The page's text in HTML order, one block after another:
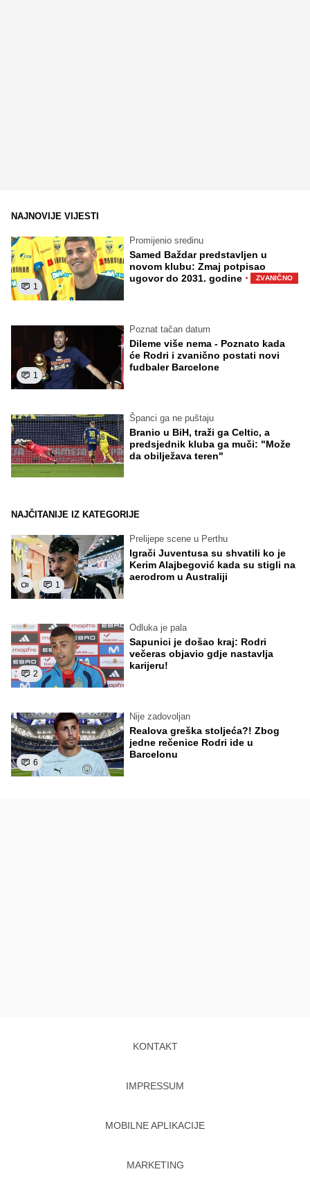
NAJNOVIJE VIJESTI
1
Promijenio sredinu
Samed Baždar predstavljen u
novom klubu: Zmaj potpisao
ugovor do 2031. godine · ZVANIČNO
1
Poznat tačan datum
Dileme više nema - Poznato kada
će Rodri i zvanično postati novi
fudbaler Barcelone
Španci ga ne puštaju
Branio u BiH, traži ga Celtic, a
predsjednik kluba ga muči: "Može
da obilježava teren"
NAJČITANIJE IZ KATEGORIJE
1
Prelijepe scene u Perthu
Igrači Juventusa su shvatili ko je
Kerim Alajbegović kada su stigli na
aerodrom u Australiji
2
Odluka je pala
Sapunici je došao kraj: Rodri
večeras objavio gdje nastavlja
karijeru!
6
Nije zadovoljan
Realova greška stoljeća?! Zbog
jedne rečenice Rodri ide u
Barcelonu
KONTAKT
IMPRESSUM
MOBILNE APLIKACIJE
MARKETING